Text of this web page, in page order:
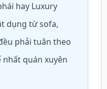
hay Luxury
dụng từ sofa,
phải tuân theo
quán xuyên